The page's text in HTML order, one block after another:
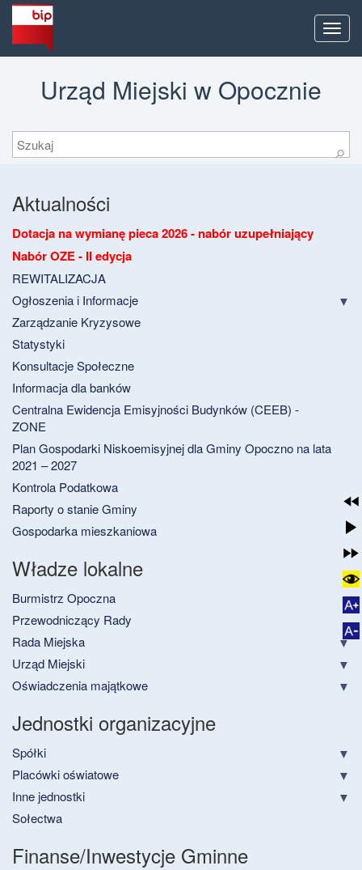
Menu
Urząd Miejski w Opocznie
Szukaj
⚲
Aktualności
Dotacja na wymianę pieca 2026 - nabór uzupełniający
Nabór OZE - II edycja
REWITALIZACJA
Ogłoszenia i Informacje
Zarządzanie Kryzysowe
Statystyki
Konsultacje Społeczne
Informacja dla banków
Centralna Ewidencja Emisyjności Budynków (CEEB) -
ZONE
Plan Gospodarki Niskoemisyjnej dla Gminy Opoczno na lata
2021 – 2027
Kontrola Podatkowa
Raporty o stanie Gminy
Gospodarka mieszkaniowa
Władze lokalne
Burmistrz Opoczna
Przewodniczący Rady
Rada Miejska
Urząd Miejski
Oświadczenia majątkowe
Jednostki organizacyjne
Spółki
Placówki oświatowe
Inne jednostki
Sołectwa
Finanse/Inwestycje Gminne